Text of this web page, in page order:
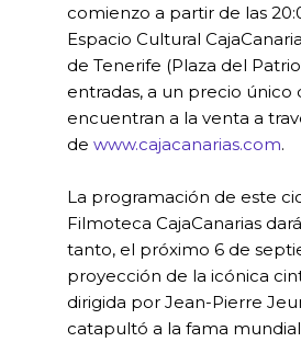
comienzo a partir de las
Espacio Cultural
de Tenerife (Plaza del
entradas, a un precio único
encuentran a la venta a
de www.cajacanarias.com.
La programación de este
Filmoteca CajaCanarias
tanto, el próximo 6 de
proyección de la icónica
dirigida por Jean-Pierre
catapultó a la fama mundial